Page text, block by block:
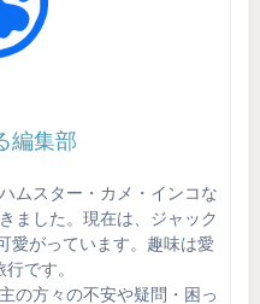
編集部
ムスター・カメ・インコな
ました。現在は、ジャック
愛がっています。趣味は愛
です。
の方々の不安や疑問・困っ